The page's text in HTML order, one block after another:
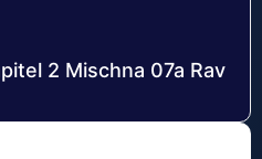
2 Mischna 07a Rav